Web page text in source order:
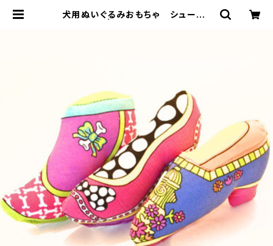
犬用ぬいぐるみおもちゃ シューズ・